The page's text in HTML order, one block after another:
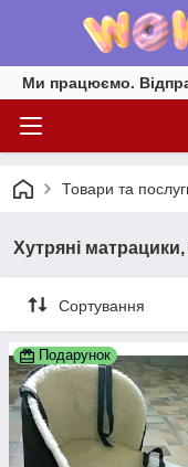
Ми працюємо.
Товари та
Хутряні
Сортування
Подарунок